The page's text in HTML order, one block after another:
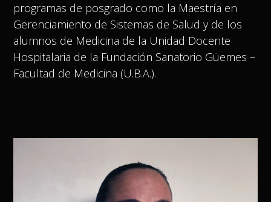
programas de posgrado como la Maestría en
Gerenciamiento de Sistemas de Salud y de los
alumnos de Medicina de la Unidad Docente
Hospitalaria de la Fundación Sanatorio Güemes –
Facultad de Medicina (U.B.A.).